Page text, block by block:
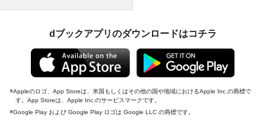
dブックアプリのダウンロードはコチラ
Appleのロゴ、App Storeは、米国もしくはその他の国や地域におけるApple Inc.の商標で
す。App Storeは、Apple Inc.のサービスマークです。
Google Play および Google Play ロゴは Google LLC の商標です。